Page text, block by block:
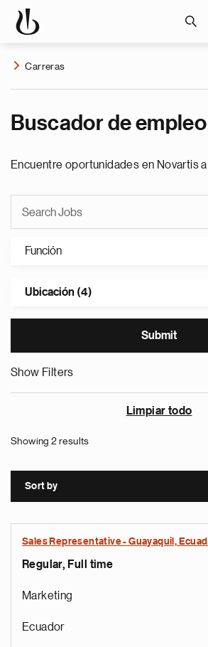
Carreras
Buscador de empleo
Encuentre oportunidades en Novartis
Función
Ubicación (4)
Show Filters
Limpiar todo
Showing 2 results
Sort by
Sales Representative - Guayaquil,
Regular, Full time
Marketing
Ecuador